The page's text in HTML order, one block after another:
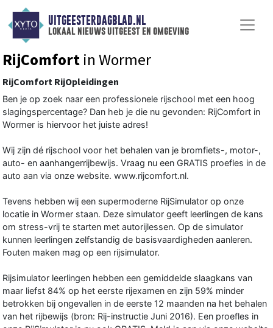
UITGEESTERDAGBLAD.NL
lokaal nieuws uitgeest en omgeving
RijComfort in Wormer
RijComfort RijOpleidingen
Ben je op zoek naar een professionele rijschool met een hoog
slagingspercentage? Dan heb je die nu gevonden: RijComfort in
Wormer is hiervoor het juiste adres!
Wij zijn dé rijschool voor het behalen van je bromfiets-, motor-,
auto- en aanhangerrijbewijs. Vraag nu een GRATIS proefles in de
auto aan via onze website. www.rijcomfort.nl.
Tevens hebben wij een supermoderne RijSimulator op onze
locatie in Wormer staan. Deze simulator geeft leerlingen de kans
om stress-vrij te starten met autorijlessen. Op de simulator
kunnen leerlingen zelfstandig de basisvaardigheden aanleren.
Fouten maken mag op een rijsimulator.
Rijsimulator leerlingen hebben een gemiddelde slaagkans van
maar liefst 84% op het eerste rijexamen en zijn 59% minder
betrokken bij ongevallen in de eerste 12 maanden na het behalen
van het rijbewijs (bron: Rij-instructie Juni 2016). Een proefles in